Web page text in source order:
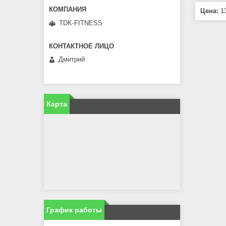
Цена:
TDK-FITNESS
Дмитрий
Карта
График работы